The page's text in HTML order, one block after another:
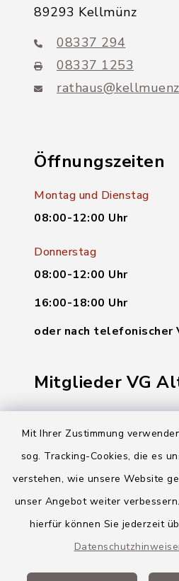
Mit Ihrer Zustimmung
sog. Tracking-Cookies, die es
verstehen, wie unsere Website
unser Angebot weiter
hierfür können Sie jederzeit
89293 Kellmünz
08337 294
08337 1253
Öffnungszeiten
Montag und Dienstag
08:00-12:00 Uhr
Donnerstag
08:00-12:00 Uhr
16:00-18:00 Uhr
oder nach telefonischer
Mitglieder VG
Markt Altenstadt
Gemeinde Osterberg
VG Altenstadt